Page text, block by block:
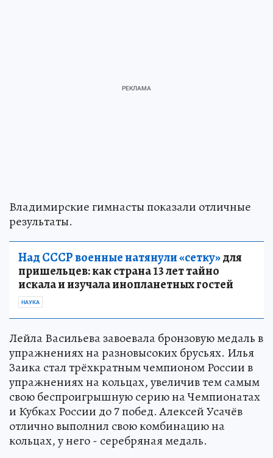
Владимирские гимнасты показали отличные
результаты.
Над СССР военные натянули «сетку»для
пришельцев: как страна 13 лет тайно
искала и изучала инопланетных гостей
НАУКА
Лейла Васильева завоевала бронзовую медаль в
упражнениях на разновысоких брусьях. Илья
Заика стал трёхкратным чемпионом России в
упражнениях на кольцах, увеличив тем самым
свою беспроигрышную серию на Чемпионатах
и Кубках России до 7 побед. Алексей Усачёв
отлично выполнил свою комбинацию на
кольцах, у него - серебряная медаль.